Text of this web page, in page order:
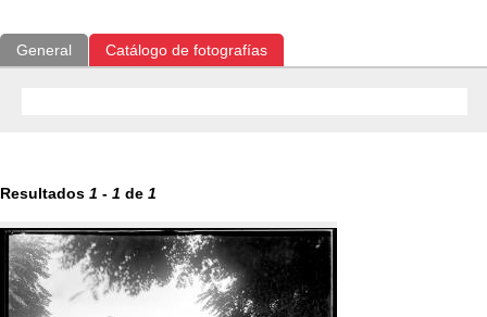
General Catálogo de fotografías
Resultados 1 - 1 de 1